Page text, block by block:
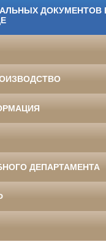
ДОКУМЕНТОВ
ДЕПАРТАМЕНТА